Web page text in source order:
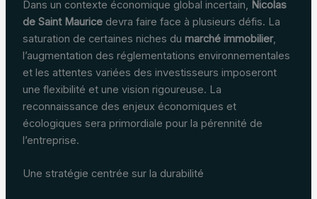
Dans un contexte économique global incertain, Nicolas
de Saint Mauricedevra faire face à plusieurs défis. La
saturation de certaines niches du marché immobilier,
l’augmentation des réglementations environnementales
et les attentes variées des investisseurs imposeront
une flexibilité et une vision rigoureuse. La
reconnaissance des enjeux économiques et
écologiques sera primordiale pour la pérennité de
l’entreprise.
Une stratégie centrée sur la durabilité